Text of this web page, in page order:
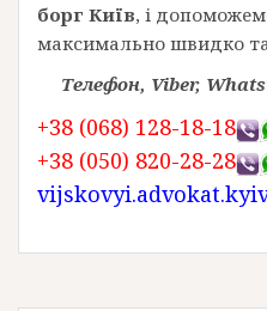
борг Київ, і
максимально швидко
Телефон, Viber,
+38 (068) 128-18-18
+38 (050) 820-28-28